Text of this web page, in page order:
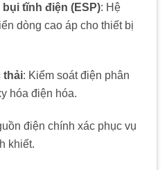
tĩnh điện (ESP): Hệ
dòng cao áp cho thiết bị
thải: Kiểm soát điện phân
hóa điện hóa.
điện chính xác phục vụ
khiết.